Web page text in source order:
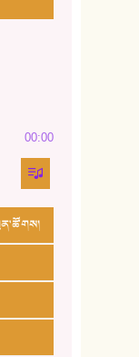
00:00